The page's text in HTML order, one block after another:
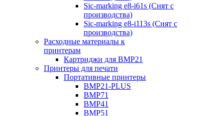
Sic-marking e8-i61s (Снят с
производства)
Sic-marking e8-i113s (Снят с
производства)
Расходные материалы к
принтерам
Картриджи для BMP21
Принтеры для печати
Портативные принтеры
BMP21-PLUS
BMP71
BMP41
BMP51